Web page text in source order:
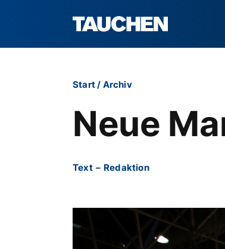
Start/ Archiv
Neue
Text – Redaktion